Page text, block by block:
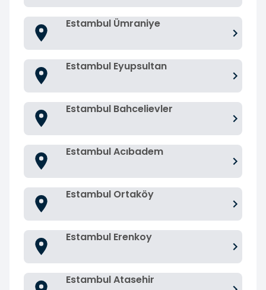
Estambul Ümraniye
Estambul Eyupsultan
Estambul Bahcelievler
Estambul Acıbadem
Estambul Ortaköy
Estambul Erenkoy
Estambul Atasehir